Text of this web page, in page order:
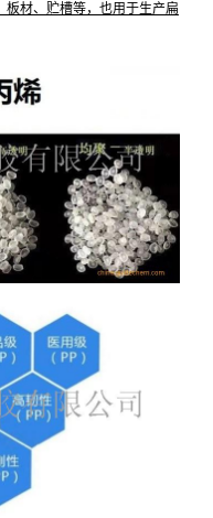
板材、贮槽等，也用于生产扁